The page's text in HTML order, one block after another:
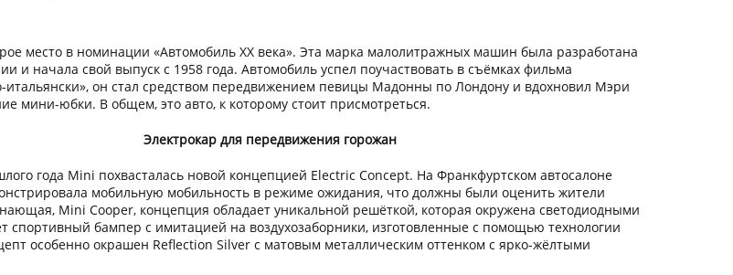
место в номинации «Автомобиль ХХ века». Эта марка малолитражных машин была разработана
и начала свой выпуск с 1958 года. Автомобиль успел поучаствовать в съёмках фильма
итальянски», он стал средством передвижением певицы Мадонны по Лондону и вдохновил Мэри
мини-юбки. В общем, это авто, к которому стоит присмотреться.
Электрокар для передвижения горожан
года Mini похвасталась новой концепцией Electric Concept. На Франкфуртском автосалоне
мобильную мобильность в режиме ожидания, что должны были оценить жители
Mini Cooper, концепция обладает уникальной решёткой, которая окружена светодиодными
спортивный бампер с имитацией на воздухозаборники, изготовленные с помощью технологии
особенно окрашен Reflection Silver c матовым металлическим оттенком с ярко-жёлтыми